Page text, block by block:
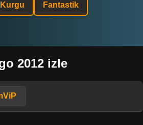
Fantastik
2012 izle